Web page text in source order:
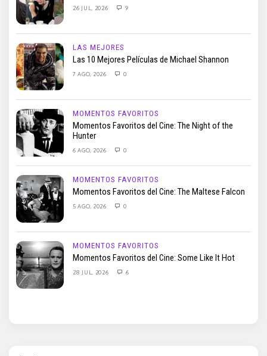
26 JUL, 2026 9
LAS MEJORES
Las 10 Mejores Películas de Michael Shannon
7 AGO, 2026 0
MOMENTOS FAVORITOS
Momentos Favoritos del Cine: The Night of the
Hunter
6 AGO, 2026 0
MOMENTOS FAVORITOS
Momentos Favoritos del Cine: The Maltese Falcon
5 AGO, 2026 0
MOMENTOS FAVORITOS
Momentos Favoritos del Cine: Some Like It Hot
28 JUL, 2026 6